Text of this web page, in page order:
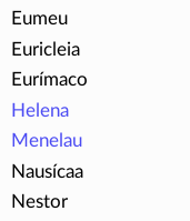
Eumeu
Euricleia
Eurímaco
Helena
Menelau
Nausícaa
Nestor